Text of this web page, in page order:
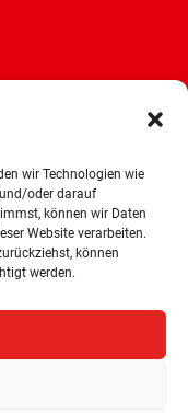
wir Technologien wie
oder darauf
können wir Daten
Website verarbeiten.
können
werden.